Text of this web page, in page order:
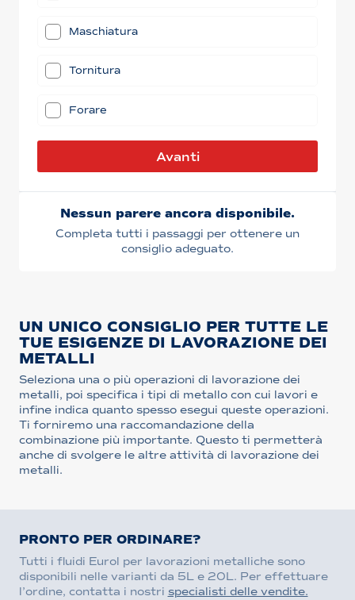
Maschiatura
Tornitura
Forare
Avanti
Nessun parere ancora disponibile.
Completa tutti i passaggi per ottenere un
consiglio adeguato.
UN UNICO CONSIGLIO PER TUTTE LE
TUE ESIGENZE DI LAVORAZIONE DEI
METALLI
Seleziona una o più operazioni di lavorazione dei
metalli, poi specifica i tipi di metallo con cui lavori e
infine indica quanto spesso esegui queste operazioni.
Ti forniremo una raccomandazione della
combinazione più importante. Questo ti permetterà
anche di svolgere le altre attività di lavorazione dei
metalli.
PRONTO PER ORDINARE?
Tutti i fluidi Eurol per lavorazioni metalliche sono
disponibili nelle varianti da 5L e 20L. Per effettuare
l’ordine, contatta i nostri specialisti delle vendite.